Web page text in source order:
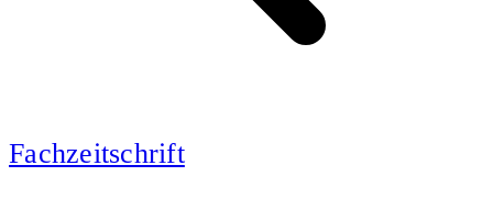
Fachzeitschrift